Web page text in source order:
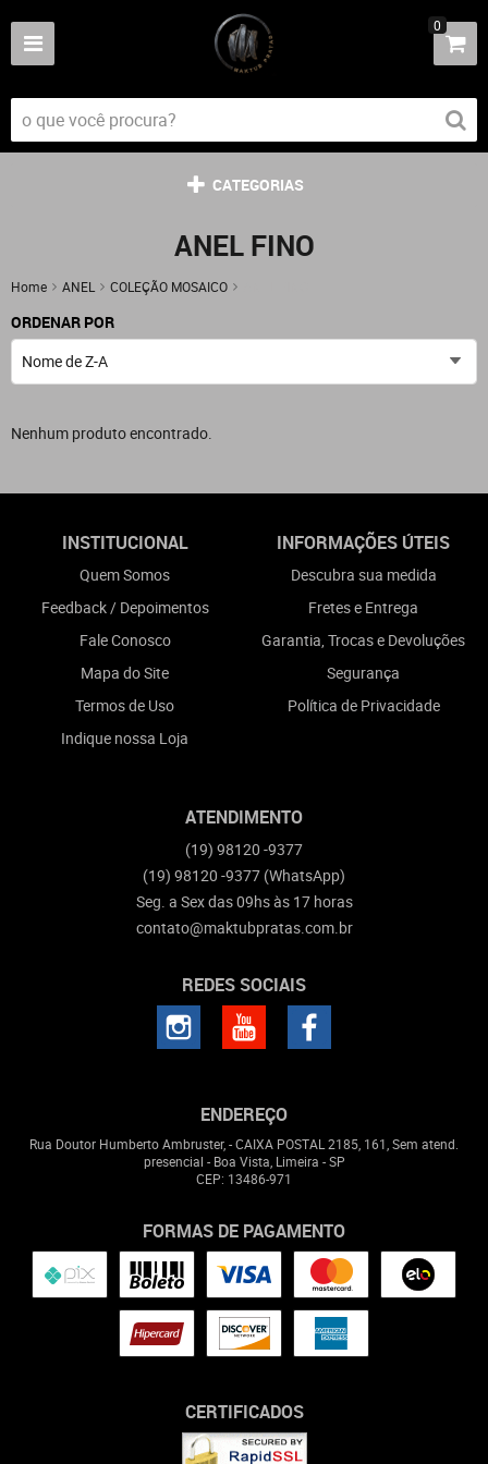
0
CATEGORIAS
ANEL FINO
Home ANEL COLEÇÃO MOSAICO
ORDENAR POR
Nome de Z-A
Nenhum produto encontrado.
INSTITUCIONAL
Quem Somos
Feedback / Depoimentos
Fale Conosco
Mapa do Site
Termos de Uso
Indique nossa Loja
INFORMAÇÕES ÚTEIS
Descubra sua medida
Fretes e Entrega
Garantia, Trocas e Devoluções
Segurança
Política de Privacidade
ATENDIMENTO
(19) 98120 -9377
(19) 98120 -9377 (WhatsApp)
Seg. a Sex das 09hs às 17 horas
contato@maktubpratas.com.br
REDES SOCIAIS
ENDEREÇO
Rua Doutor Humberto Ambruster, - CAIXA POSTAL 2185, 161, Sem atend.
presencial - Boa Vista, Limeira -SP
CEP: 13486-971
FORMAS DE PAGAMENTO
CERTIFICADOS